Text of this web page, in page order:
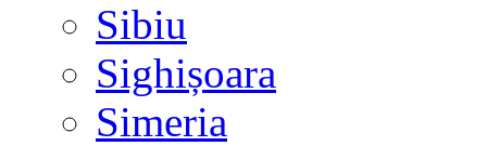
Sibiu
Sighișoara
Simeria